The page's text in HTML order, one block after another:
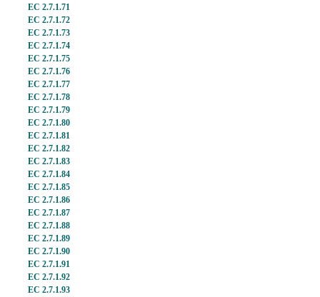
EC 2.7.1.71
EC 2.7.1.72
EC 2.7.1.73
EC 2.7.1.74
EC 2.7.1.75
EC 2.7.1.76
EC 2.7.1.77
EC 2.7.1.78
EC 2.7.1.79
EC 2.7.1.80
EC 2.7.1.81
EC 2.7.1.82
EC 2.7.1.83
EC 2.7.1.84
EC 2.7.1.85
EC 2.7.1.86
EC 2.7.1.87
EC 2.7.1.88
EC 2.7.1.89
EC 2.7.1.90
EC 2.7.1.91
EC 2.7.1.92
EC 2.7.1.93